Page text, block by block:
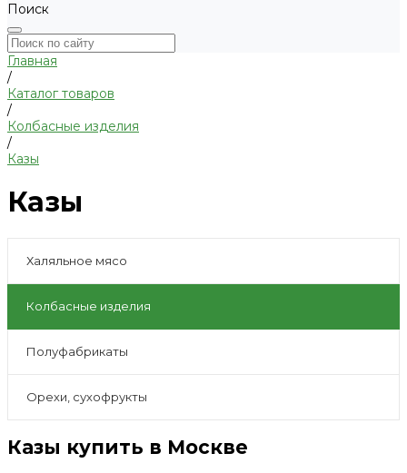
Поиск
Главная
/
Каталог товаров
/
Колбасные изделия
/
Казы
Казы
Халяльное мясо
Колбасные изделия
Полуфабрикаты
Орехи, сухофрукты
Казы купить в Москве